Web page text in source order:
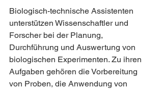
Biologisch-technische Assistenten
unterstützen Wissenschaftler und
Forscher bei der Planung,
Durchführung und Auswertung von
biologischen Experimenten. Zu ihren
Aufgaben gehören die Vorbereitung
von Proben, die Anwendung von